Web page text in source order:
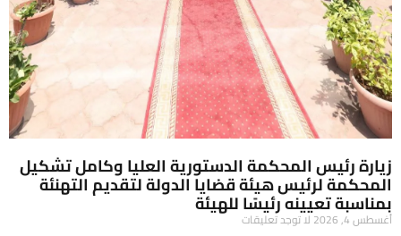
زيارة رئيس المحكمة الدستورية العليا وكامل تشكيل
المحكمة لرئيس هيئة قضايا الدولة لتقديم التهنئة
بمناسبة تعيينه رئيسًا للهيئة
أغسطس 4, 2026 لا توجد تعليقات